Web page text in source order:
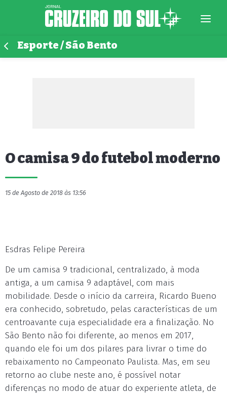
Esporte / São Bento
O camisa 9 do futebol moderno
15 de Agosto de 2018 às 13:56
Esdras Felipe Pereira
De um camisa 9 tradicional, centralizado, à moda
antiga, a um camisa 9 adaptável, com mais
mobilidade. Desde o início da carreira, Ricardo Bueno
era conhecido, sobretudo, pelas características de um
centroavante cuja especialidade era a finalização. No
São Bento não foi diferente, ao menos em 2017,
quando ele foi um dos pilares para livrar o time do
rebaixamento no Campeonato Paulista. Mas, em seu
retorno ao clube neste ano, é possível notar
diferenças no modo de atuar do experiente atleta, de